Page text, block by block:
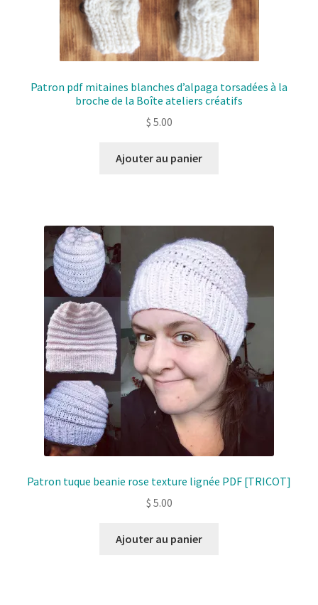
Patron pdf mitaines blanches d’alpaga torsadées à la
broche de la Boîte ateliers créatifs
$ 5.00
Ajouter au panier
Patron tuque beanie rose texture lignée PDF [TRICOT]
$ 5.00
Ajouter au panier